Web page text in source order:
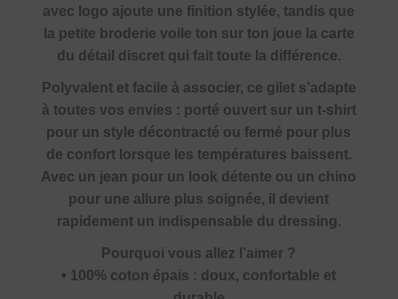
avec logo ajoute une finition stylée, tandis que
la petite broderie voile ton sur ton joue la carte
du détail discret qui fait toute la différence.
Polyvalent et facile à associer, ce gilet s’adapte
à toutes vos envies : porté ouvert sur un t-shirt
pour un style décontracté ou fermé pour plus
de confort lorsque les températures baissent.
Avec un jean pour un look détente ou un chino
pour une allure plus soignée, il devient
rapidement un indispensable du dressing.
Pourquoi vous allez l’aimer ?
• 100% coton épais : doux, confortable et